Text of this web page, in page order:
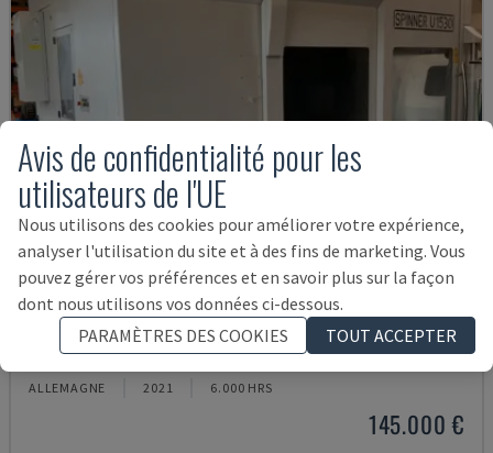
U5-1530
SPINNER - CENTRE D'USINAGE VERTICAL
ALLEMAGNE 2021 6.000 HRS
145.000 €
Avis de confidentialité pour les
utilisateurs de l'UE
Nous utilisons des cookies pour améliorer votre expérience,
analyser l'utilisation du site et à des fins de marketing. Vous
pouvez gérer vos préférences et en savoir plus sur la façon
dont nous utilisons vos données ci-dessous.
PARAMÈTRES DES COOKIES
TOUT ACCEPTER